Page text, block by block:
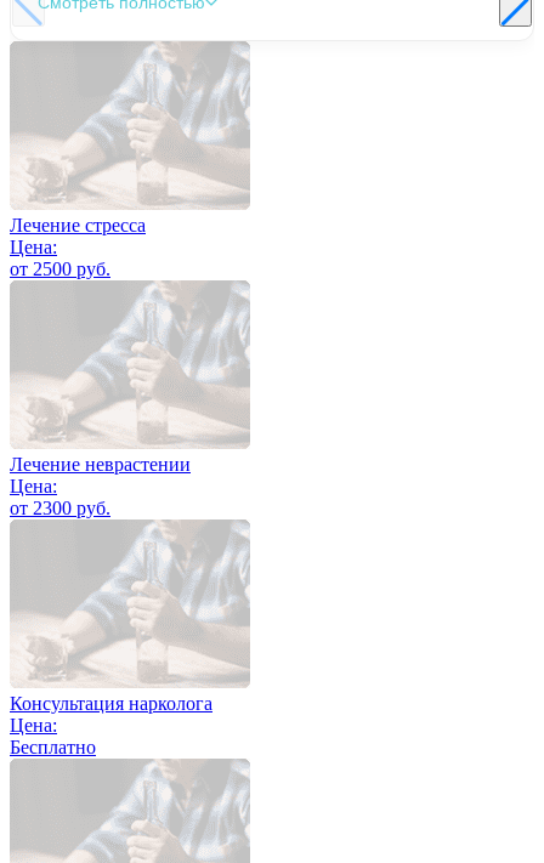
Лечение стресса
Цена:
от 2500 руб.
Лечение неврастении
Цена:
от 2300 руб.
Консультация нарколога
Цена:
Бесплатно